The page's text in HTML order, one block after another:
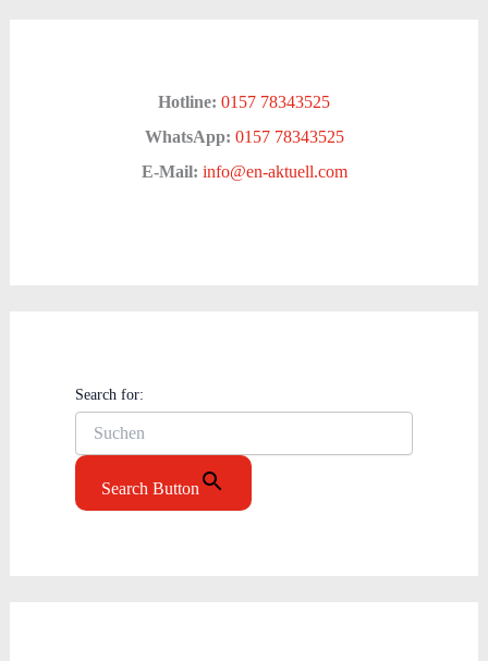
Hotline: 0157 78343525
WhatsApp: 0157 78343525
E-Mail: info@en-aktuell.com
Search for:
Search Button